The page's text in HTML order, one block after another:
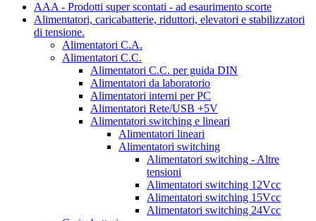
AAA - Prodotti super scontati - ad esaurimento scorte
Alimentatori, caricabatterie, riduttori, elevatori e stabilizzatori
di tensione.
Alimentatori C.A.
Alimentatori C.C.
Alimentatori C.C. per guida DIN
Alimentatori da laboratorio
Alimentatori interni per PC
Alimentatori Rete/USB +5V
Alimentatori switching e lineari
Alimentatori lineari
Alimentatori switching
Alimentatori switching - Altre
tensioni
Alimentatori switching 12Vcc
Alimentatori switching 15Vcc
Alimentatori switching 24Vcc